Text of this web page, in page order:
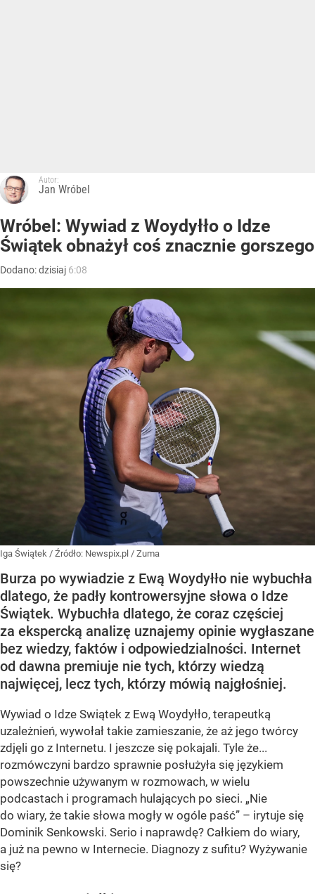
Autor:
Jan Wróbel
Wróbel: Wywiad z Woydyłło o Idze
Świątek obnażył coś znacznie gorszego
Dodano:dzisiaj 6:08
Iga Świątek / Źródło: Newspix.pl / Zuma
Burza po wywiadzie z Ewą Woydyłło nie wybuchła
dlatego, że padły kontrowersyjne słowa o Idze
Świątek. Wybuchła dlatego, że coraz częściej
za ekspercką analizę uznajemy opinie wygłaszane
bez wiedzy, faktów i odpowiedzialności. Internet
od dawna premiuje nie tych, którzy wiedzą
najwięcej, lecz tych, którzy mówią najgłośniej.
Wywiad o Idze Swiątek z Ewą Woydyłło, terapeutką
uzależnień, wywołał takie zamieszanie, że aż jego twórcy
zdjęli go z Internetu. I jeszcze się pokajali. Tyle że...
rozmówczyni bardzo sprawnie posłużyła się językiem
powszechnie używanym w rozmowach, w wielu
podcastach i programach hulających po sieci. „Nie
do wiary, że takie słowa mogły w ogóle paść” – irytuje się
Dominik Senkowski. Serio i naprawdę? Całkiem do wiary,
a już na pewno w Internecie. Diagnozy z sufitu? Wyżywanie
się?